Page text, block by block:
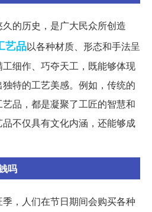
的历史，是广大民众所创造
艺品以各种材质、形态和手法呈
细作、巧夺天工，既能够体现
特的工艺美感。例如，传统的
品，都是凝聚了工匠的智慧和
不仅具有文化内涵，还能够成
吗
，人们在节日期间会购买各种